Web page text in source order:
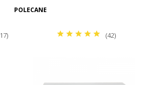
POLECANE
(42)